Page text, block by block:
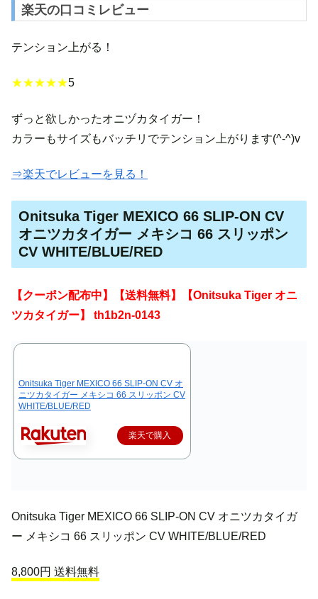
楽天の口コミレビュー
テンション上がる！
★★★★★5
ずっと欲しかったオニヅカタイガー！
カラーもサイズもバッチリでテンション上がります(^-^)v
⇒楽天でレビューを見る！
Onitsuka Tiger MEXICO 66 SLIP-ON CV
オニツカタイガー メキシコ 66 スリッポン
CV WHITE/BLUE/RED
【クーポン配布中】【送料無料】【Onitsuka Tiger オニ
ツカタイガー】 th1b2n-0143
Onitsuka Tiger MEXICO 66 SLIP-ON CV オ
ニツカタイガー メキシコ 66 スリッポン CV
WHITE/BLUE/RED
楽天で購入
Onitsuka Tiger MEXICO 66 SLIP-ON CV オニツカタイガ
ー メキシコ 66 スリッポン CV WHITE/BLUE/RED
8,800円 送料無料